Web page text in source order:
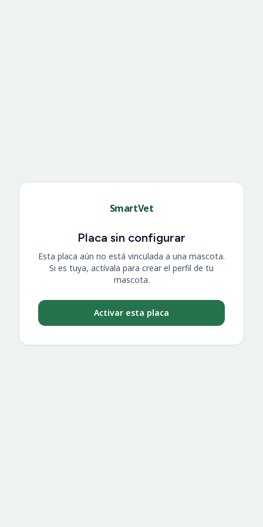
SmartVet
Placa sin configurar
Esta placa aún no está vinculada a una mascota.
Si es tuya, actívala para crear el perfil de tu
mascota.
Activar esta placa